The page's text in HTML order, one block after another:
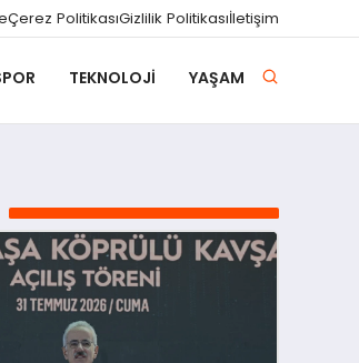
Çerez PolitikasıGizlilik Politikasıİletişim
TEKNOLOJI YAŞAM